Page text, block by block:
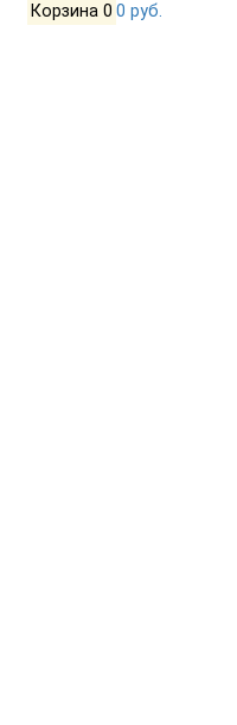
Корзина 0 0 руб.